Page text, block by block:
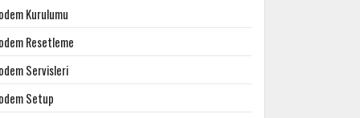
Kurulumu
Resetleme
Servisleri
Setup